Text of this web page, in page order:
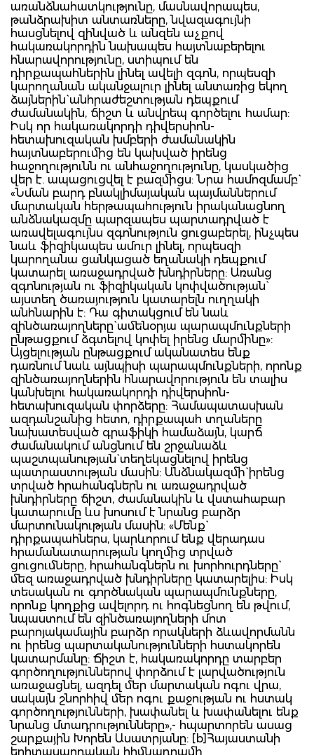
առանձնահատկությունը, մասնավորապես,
թանձրախիտ անտառները, նվազագույնի
հասցնելով զինված և անզեն աչքով
հակառակորդին նախապես հայտնաբերելու
հնարավորությունը, ստիպում են
դիրքապահներին լինել ավելի զգոն, որպեսզի
կարողանան ականջալուր լինել անտառից եկող
ձայներին` անհրաժեշտության դեպքում
ժամանակին, ճիշտ և անվրեպ գործելու համար:
Իսկ որ հակառակորդի դիվերսիոն-
հետախուզական խմբերի ժամանակին
հայտնաբերումից են կախված իրենց
հաջողությունն ու անհաջողությունը, կասկածից
վեր է. ապացուցվել է բազմիցս: Նրա համոզմամբ`
«Նման բարդ բնակլիմայական պայմաններում
մարտական հերթապահություն իրականացնող
անձնակազմը պարզապես պարտադրված է
առավելագույնս զգոնություն ցուցաբերել, ինչպես
նաև ֆիզիկապես ամուր լինել, որպեսզի
կարողանա ցանկացած եղանակի դեպքում
կատարել առաջադրված խնդիրները: Առանց
զգոնության ու ֆիզիկական կոփվածության`
այստեղ ծառայություն կատարելն ուղղակի
անհնարին է: Դա գիտակցում են նաև
զինծառայողները` ամենօրյա պարապմունքների
ընթացքում ձգտելով կոփել իրենց մարմինը»:
Այցելության ընթացքում ականատես ենք
դառնում նաև այնպիսի պարապմունքների, որոնք
զինծառայողներին հնարավորություն են տալիս
կանխելու հակառակորդի դիվերսիոն-
հետախուզական փորձերը: Համապատասխան
ազդանշանից հետո, դիրքապահ տղաները
նախատեսված գրաֆիկի համաձայն, կարճ
ժամանակում անցնում են շրջանաձև
պաշտպանության` տեղեկացնելով իրենց
պատրաստության մասին: Անձնակազմի` իրենց
տրված հրահանգներն ու առաջադրված
խնդիրները ճիշտ, ժամանակին և վստահաբար
կատարումը ևս խոսում է նրանց բարձր
մարտունակության մասին: «Մենք`
դիրքապահներս, կարևորում ենք վերադաս
հրամանատարության կողմից տրված
ցուցումները, հրահանգներն ու խորհուրդները`
մեզ առաջադրված խնդիրները կատարելիս: Իսկ
տեսական ու գործնական պարապմունքները,
որոնք կողքից ավելորդ ու հոգնեցնող են թվում,
նպաստում են զինծառայողների մոտ
բարոյակամային բարձր որակների ձևավորմանն
ու իրենց պարտականությունների հստակորեն
կատարմանը: Ճիշտ է, հակառակորդը տարբեր
գործողություններով փորձում է լարվածություն
առաջացնել, ազդել մեր մարտական ոգու վրա,
սակայն շնորհիվ մեր ոգու քաջության ու հստակ
գործողությունների, խափանել և խափանելու ենք
նրանց մտադրությունները»,- հպարտորեն ասաց
շարքային Խորեն Ասատրյանը: [b]Հայաստանի
երիտասարդական հիմնադրամի